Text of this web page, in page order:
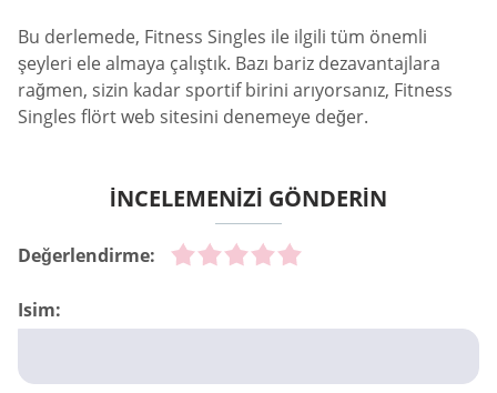
Bu derlemede, Fitness Singles ile ilgili tüm önemli
şeyleri ele almaya çalıştık. Bazı bariz dezavantajlara
rağmen, sizin kadar sportif birini arıyorsanız, Fitness
Singles flört web sitesini denemeye değer.
İNCELEMENİZİ GÖNDERİN
Değerlendirme:
Isim: